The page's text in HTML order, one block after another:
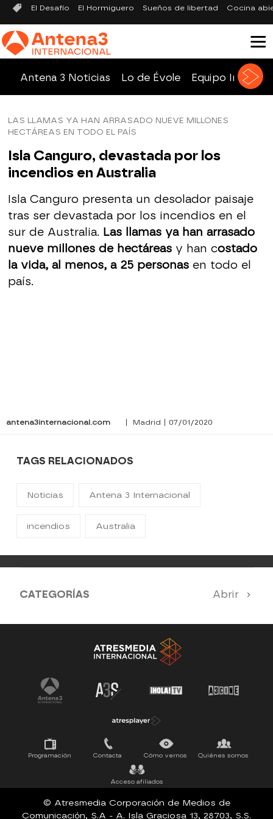
El Desafío El Hormiguero Sueños de libertad Cocina
Antena 3 Noticias Lo de Évole Equipo
LAS LLAMAS YA HAN ARRASADO NUEVE MILLONES
HECTÁREAS EN TODO EL PAÍS
Isla Canguro, devastada por los
incendios en Australia
Isla Canguro presenta un desolador paisaje
tras ser devastada por los incendios en el
sur de Australia. Las llamas ya han arrasado
nueve millones de hectáreasy han costado
la vida, al menos, a 25 personasen todo el
país.
antena3internacional.com | Madrid | 07/01/2020
TAGS RELACIONADOS
Noticias Antena 3 Internacional
incendios Australia
CATEGORÍAS Abrir
Antena 3 Noticias El Hormiguero
Tu cara me suena Pasapalabra
Programación Contacta Cómo vernos Quiénes somos
Acceso afiliados
© Atresmedia Corporación de Medios de
Comunicación, S.A - A. Isla Graciosa 13, 28703, S.S.